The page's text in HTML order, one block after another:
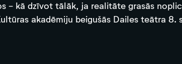
- kā dzīvot tālāk, ja realitāte grasās
akadēmiju beigušās Dailes teātra 8.